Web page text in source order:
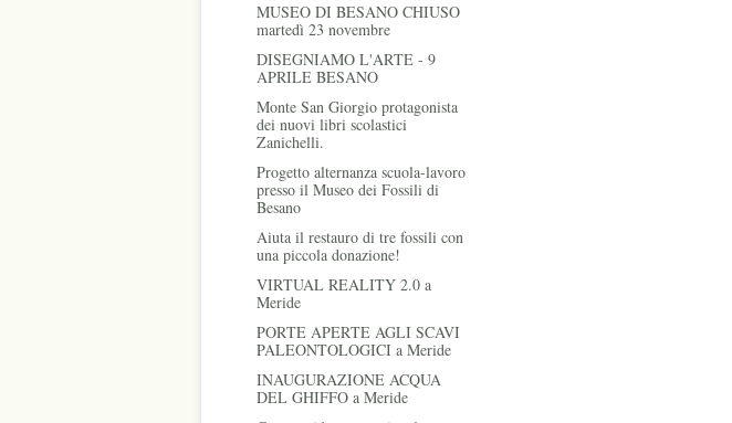
MUSEO DI BESANO CHIUSO
martedì 23 novembre
DISEGNIAMO L'ARTE - 9
APRILE BESANO
Monte San Giorgio protagonista
dei nuovi libri scolastici
Zanichelli.
Progetto alternanza scuola-lavoro
presso il Museo dei Fossili di
Besano
Aiuta il restauro di tre fossili con
una piccola donazione!
VIRTUAL REALITY 2.0 a
Meride
PORTE APERTE AGLI SCAVI
PALEONTOLOGICI a Meride
INAUGURAZIONE ACQUA
DEL GHIFFO a Meride